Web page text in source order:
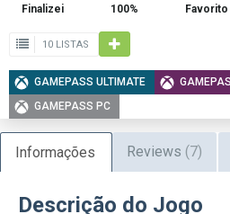
Finalizei 100% Favorito
10 LISTAS
GAMEPASS ULTIMATE
GAMEPASS PC
Informações Reviews (7)
Descrição do Jogo